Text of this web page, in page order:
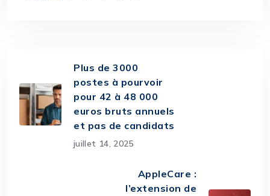
Plus de 3000
postes à pourvoir
pour 42 à 48 000
euros bruts annuels
et pas de candidats
juillet 14, 2025
AppleCare :
l’extension de